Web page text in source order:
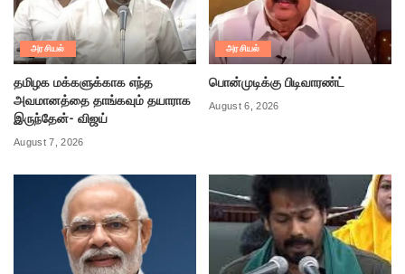
அரசியல்
தமிழக மக்களுக்காக எந்த
அவமானத்தை தாங்கவும் தயாராக
இருந்தேன்- விஜய்
August 7, 2026
அரசியல்
பொன்முடிக்கு பிடிவாரண்ட்
August 6, 2026